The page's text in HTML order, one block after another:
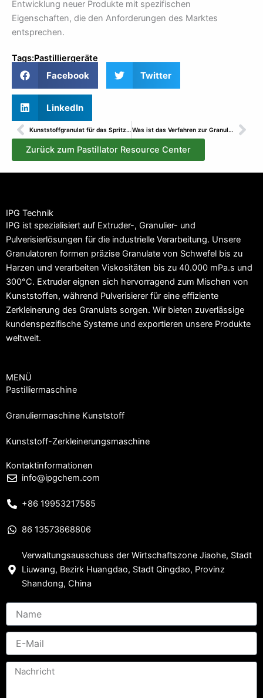
Entwicklung neuer Produkte mit spezifischen
Eigenschaften, die den Anforderungen des Marktes
entsprechen.
Tags:Pastilliergeräte
Facebook Twitter
LinkedIn
Prev Kunststoffgranulat für das Spritzgießen: Arten & Auswahl Was ist das Verfahren zur Granulierung von PVC?
Zurück zum Pastillator Resource Center
IPG Technik
IPG ist spezialisiert auf Extruder-, Granulier- und
Pulverisierlösungen für die industrielle Verarbeitung. Unsere
Granulatoren formen präzise Granulate von Schwefel bis zu
Harzen und verarbeiten Viskositäten bis zu 40.000 mPa.s und
300°C. Extruder eignen sich hervorragend zum Mischen von
Kunststoffen, während Pulverisierer für eine effiziente
Zerkleinerung des Granulats sorgen. Wir bieten zuverlässige
kundenspezifische Systeme und exportieren unsere Produkte
weltweit.
MENÜ
Pastilliermaschine
Granuliermaschine Kunststoff
Kunststoff-Zerkleinerungsmaschine
Kontaktinformationen
info@ipgchem.com
+86 19953217585
86 13573868806
Verwaltungsausschuss der Wirtschaftszone Jiaohe, Stadt
Liuwang, Bezirk Huangdao, Stadt Qingdao, Provinz
Shandong, China